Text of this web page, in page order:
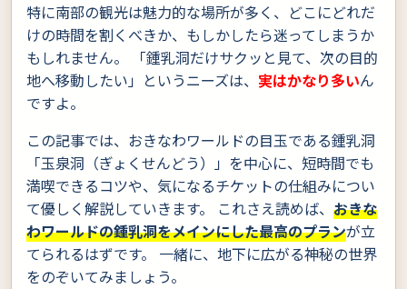
特に南部の観光は魅力的な場所が多く、どこにどれだ
けの時間を割くべきか、もしかしたら迷ってしまうか
もしれません。 「鍾乳洞だけサクッと見て、次の目的
地へ移動したい」というニーズは、 実はかなり多いん
ですよ。
この記事では、おきなわワールドの目玉である鍾乳洞
「玉泉洞（ぎょくせんどう）」を中心に、短時間でも
満喫できるコツや、気になるチケットの仕組みについ
て優しく解説していきます。 これさえ読めば、 おきな
わワールドの鍾乳洞をメインにした最高のプランが立
てられるはずです。 一緒に、地下に広がる神秘の世界
をのぞいてみましょう。